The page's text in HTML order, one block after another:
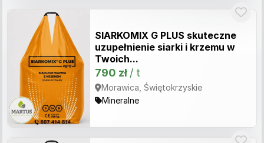
SIARKOMIX G PLUS skuteczne
uzupełnienie siarki i krzemu w
Twoich...
790 zł / t
Morawica, Świętokrzyskie
Mineralne